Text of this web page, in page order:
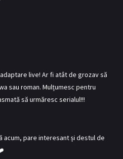
live! Ar fi atât de grozav să
sau roman. Mulțumesc pentru
să urmăresc serialul!!!
acum, pare interesant și destul de